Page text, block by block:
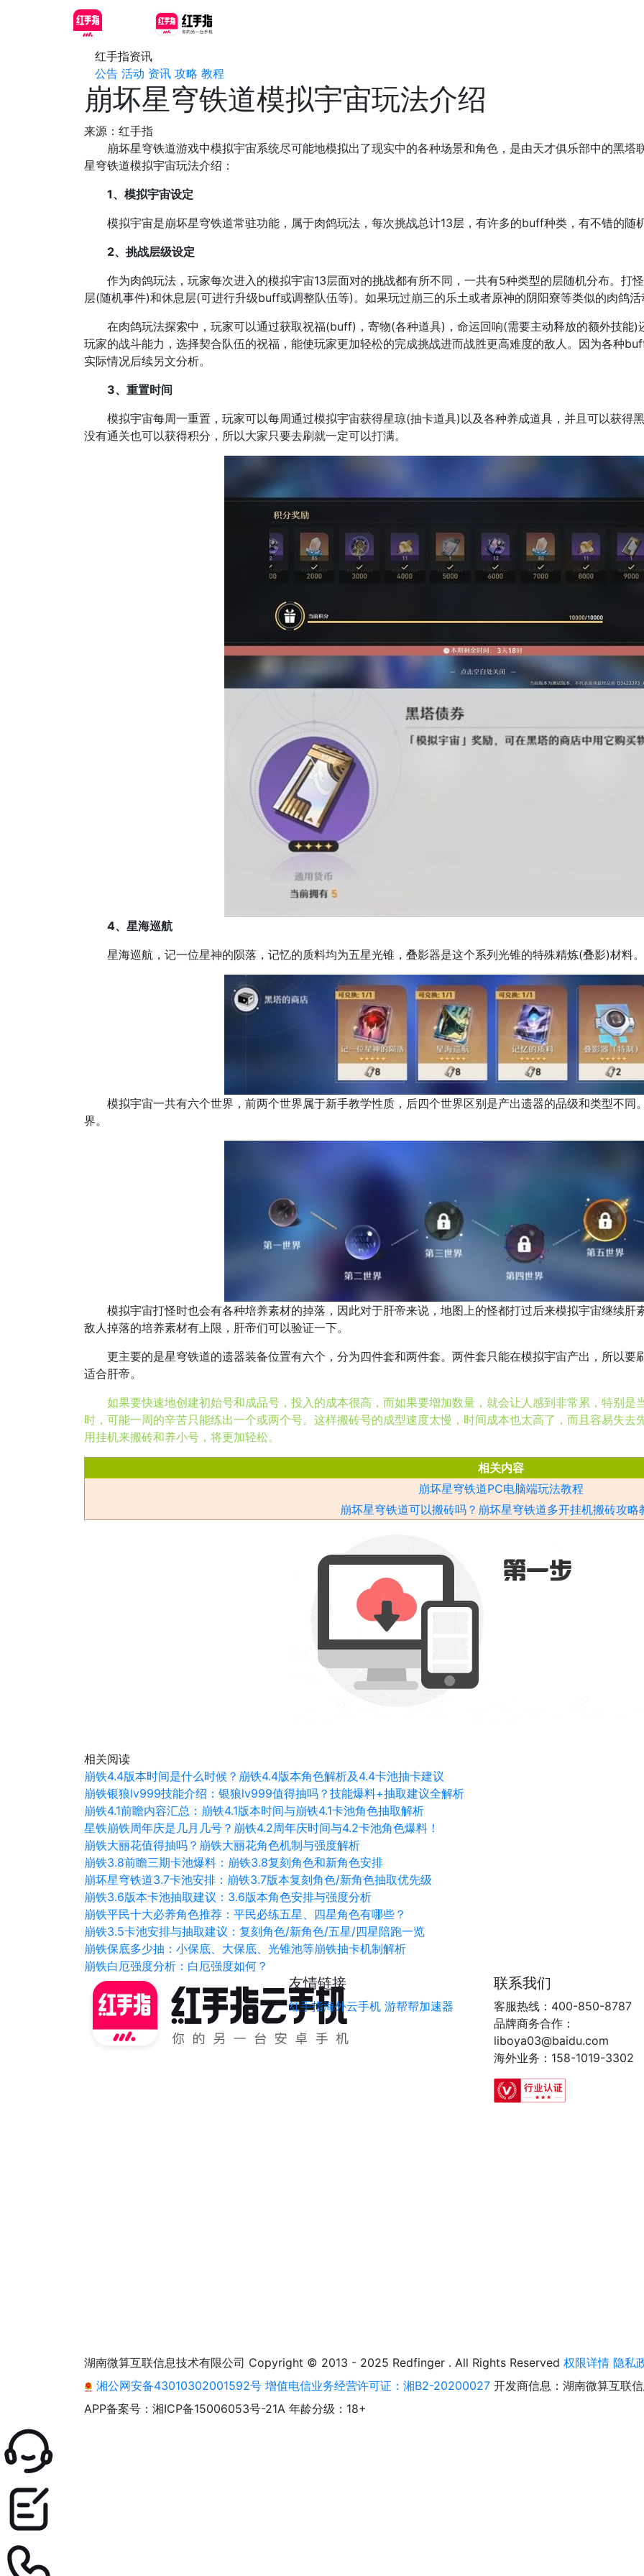
红手指资讯
公告 活动 资讯 攻略 教程
崩坏星穹铁道模拟宇宙玩法介绍
来源：红手指
崩坏星穹铁道游戏中模拟宇宙系统尽可能地模拟出了现实中的各种场景和角色，是由天才俱乐部中的黑塔
星穹铁道模拟宇宙玩法介绍：
1、模拟宇宙设定
模拟宇宙是崩坏星穹铁道常驻功能，属于肉鸽玩法，每次挑战总计13层，有许多的buff种类，有不错的随
2、挑战层级设定
作为肉鸽玩法，玩家每次进入的模拟宇宙13层面对的挑战都有所不同，一共有5种类型的层随机分布。打
层(随机事件)和休息层(可进行升级buff或调整队伍等)。如果玩过崩三的乐土或者原神的阴阳寮等类似的肉鸽
在肉鸽玩法探索中，玩家可以通过获取祝福(buff)，寄物(各种道具)，命运回响(需要主动释放的额外技能)
玩家的战斗能力，选择契合队伍的祝福，能使玩家更加轻松的完成挑战进而战胜更高难度的敌人。因为各种
实际情况后续另文分析。
3、重置时间
模拟宇宙每周一重置，玩家可以每周通过模拟宇宙获得星琼(抽卡道具)以及各种养成道具，并且可以获得
没有通关也可以获得积分，所以大家只要去刷就一定可以打满。
4、星海巡航
星海巡航，记一位星神的陨落，记忆的质料均为五星光锥，叠影器是这个系列光锥的特殊精炼(叠影)材料。
模拟宇宙一共有六个世界，前两个世界属于新手教学性质，后四个世界区别是产出遗器的品级和类型不同
界。
模拟宇宙打怪时也会有各种培养素材的掉落，因此对于肝帝来说，地图上的怪都打过后来模拟宇宙继续肝
敌人掉落的培养素材有上限，肝帝们可以验证一下。
更主要的是星穹铁道的遗器装备位置有六个，分为四件套和两件套。两件套只能在模拟宇宙产出，所以要
适合肝帝。
如果要快速地创建初始号和成品号，投入的成本很高，而如果要增加数量，就会让人感到非常累，特别是
时，可能一周的辛苦只能练出一个或两个号。这样搬砖号的成型速度太慢，时间成本也太高了，而且容易失
用挂机来搬砖和养小号，将更加轻松。
相关内容
崩坏星穹铁道PC电脑端玩法教程
崩坏星穹铁道可以搬砖吗？崩坏星穹铁道多开挂机搬砖攻略
相关阅读
崩铁4.4版本时间是什么时候？崩铁4.4版本角色解析及4.4卡池抽卡建议
崩铁银狼lv999技能介绍：银狼lv999值得抽吗？技能爆料+抽取建议全解析
崩铁4.1前瞻内容汇总：崩铁4.1版本时间与崩铁4.1卡池角色抽取解析
星铁崩铁周年庆是几月几号？崩铁4.2周年庆时间与4.2卡池角色爆料！
崩铁大丽花值得抽吗？崩铁大丽花角色机制与强度解析
崩铁3.8前瞻三期卡池爆料：崩铁3.8复刻角色和新角色安排
崩坏星穹铁道3.7卡池安排：崩铁3.7版本复刻角色/新角色抽取优先级
崩铁3.6版本卡池抽取建议：3.6版本角色安排与强度分析
崩铁平民十大必养角色推荐：平民必练五星、四星角色有哪些？
崩铁3.5卡池安排与抽取建议：复刻角色/新角色/五星/四星陪跑一览
崩铁保底多少抽：小保底、大保底、光锥池等崩铁抽卡机制解析
崩铁白厄强度分析：白厄强度如何？
友情链接
红手指海外云手机 游帮帮加速器
联系我们
客服热线：400-850-8787
品牌商务合作：
liboya03@baidu.com
海外业务：158-1019-3302
湖南微算互联信息技术有限公司 Copyright © 2013 - 2025 Redfinger . All Rights Reserved 权限详情 隐私
湘公网安备43010302001592号增值电信业务经营许可证：湘B2-20200027 开发商信息：湖南微算互联
APP备案号：湘ICP备15006053号-21A 年龄分级：18+